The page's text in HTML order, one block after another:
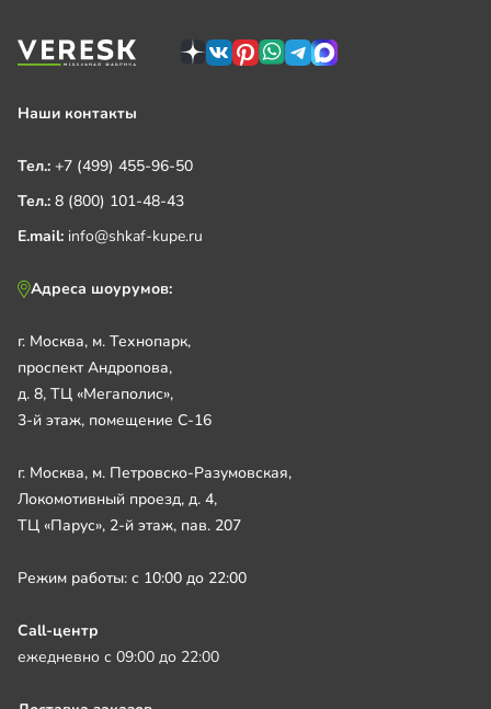
Наши контакты
Тел.: +7 (499) 455-96-50
Тел.: 8 (800) 101-48-43
E.mail: info@shkaf-kupe.ru
Адреса шоурумов:
г. Москва, м. Технопарк,
проспект Андропова,
д. 8, ТЦ «Мегаполис»,
3-й этаж, помещение С-16
г. Москва, м. Петровско-Разумовская,
Локомотивный проезд, д. 4,
ТЦ «Парус», 2-й этаж, пав. 207
Режим работы: с 10:00 до 22:00
Call-центр
ежедневно с 09:00 до 22:00